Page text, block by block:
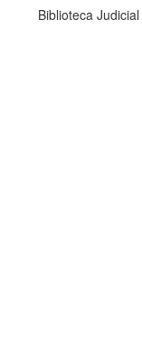
Biblioteca Judicial